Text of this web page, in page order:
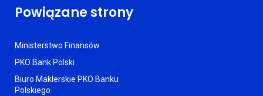
Powiązane strony
Ministerstwo Finansów
PKO Bank Polski
Biuro Maklerskie PKO Banku
Polskiego